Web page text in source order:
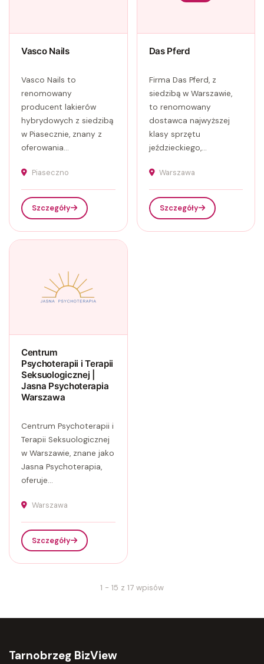
Vasco Nails
Vasco Nails to
renomowany
producent lakierów
hybrydowych z siedzibą
w Piasecznie, znany z
oferowania...
Piaseczno
Szczegóły
Das Pferd
Firma Das Pferd, z
siedzibą w Warszawie,
to renomowany
dostawca najwyższej
klasy sprzętu
jeździeckiego,...
Warszawa
Szczegóły
Centrum
Psychoterapii i Terapii
Seksuologicznej |
Jasna Psychoterapia
Warszawa
Centrum Psychoterapii i
Terapii Seksuologicznej
w Warszawie, znane jako
Jasna Psychoterapia,
oferuje...
Warszawa
Szczegóły
1 - 15 z 17 wpisów
Tarnobrzeg BizView